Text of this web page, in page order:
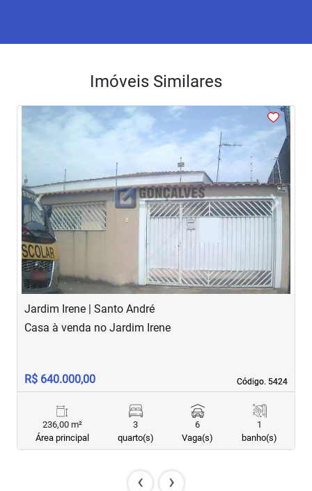
Imóveis Similares
‹Previous ›Next
Jardim Irene | Santo André
Código. 5424
Código. 5424
Casa à venda no Jardim Irene
R$ 640.000,00
236,00 m²
Área principal
3
quarto(s)
6
Vaga(s)
1
banho(s)
‹ ›